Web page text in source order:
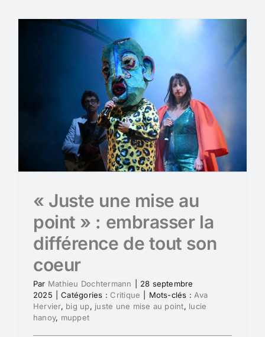
« Juste une mise au
point » : embrasser la
différence de tout son
coeur
Par Mathieu Dochtermann
28 septembre
2025
Catégories : Critique Mots-clés :Ava
Hervier, big up, juste une mise au point, lucie
hanoy, muppet